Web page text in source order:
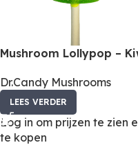
Mushroom Lollypop –
Dr.Candy Mushrooms
LEES VERDER
Log in om prijzen te zien
te kopen